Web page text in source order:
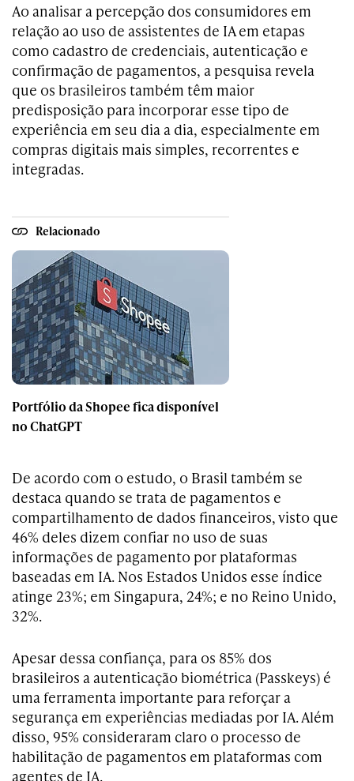
Ao analisar a percepção dos consumidores em
relação ao uso de assistentes de IA em etapas
como cadastro de credenciais, autenticação e
confirmação de pagamentos, a pesquisa revela
que os brasileiros também têm maior
predisposição para incorporar esse tipo de
experiência em seu dia a dia, especialmente em
compras digitais mais simples, recorrentes e
integradas.
Relacionado
Portfólio da Shopee fica disponível
no ChatGPT
De acordo com o estudo, o Brasil também se
destaca quando se trata de pagamentos e
compartilhamento de dados financeiros, visto que
46% deles dizem confiar no uso de suas
informações de pagamento por plataformas
baseadas em IA. Nos Estados Unidos esse índice
atinge 23%; em Singapura, 24%; e no Reino Unido,
32%.
Apesar dessa confiança, para os 85% dos
brasileiros a autenticação biométrica (Passkeys) é
uma ferramenta importante para reforçar a
segurança em experiências mediadas por IA. Além
disso, 95% consideraram claro o processo de
habilitação de pagamentos em plataformas com
agentes de IA.